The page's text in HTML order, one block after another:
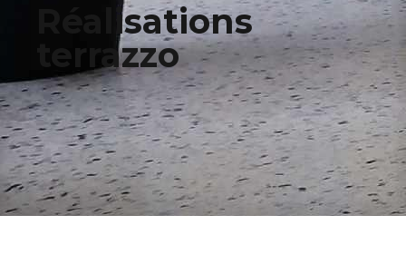
Réalisations
terrazzo